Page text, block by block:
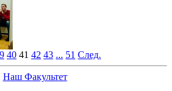
40 41 42 43 ... 51 След.
Наш Факультет